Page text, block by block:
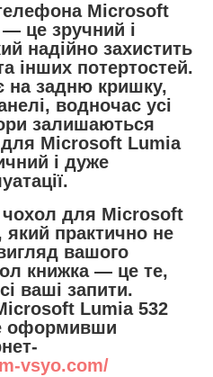
Microsoft
це зручний і
надійно захистить
інших потертостей.
на задню кришку,
водночас усі
залишаються
Microsoft Lumia
і дуже
для Microsoft
практично не
вашого
книжка — це те,
ваші запити.
Lumia 532
оформивши
vsyo.com/